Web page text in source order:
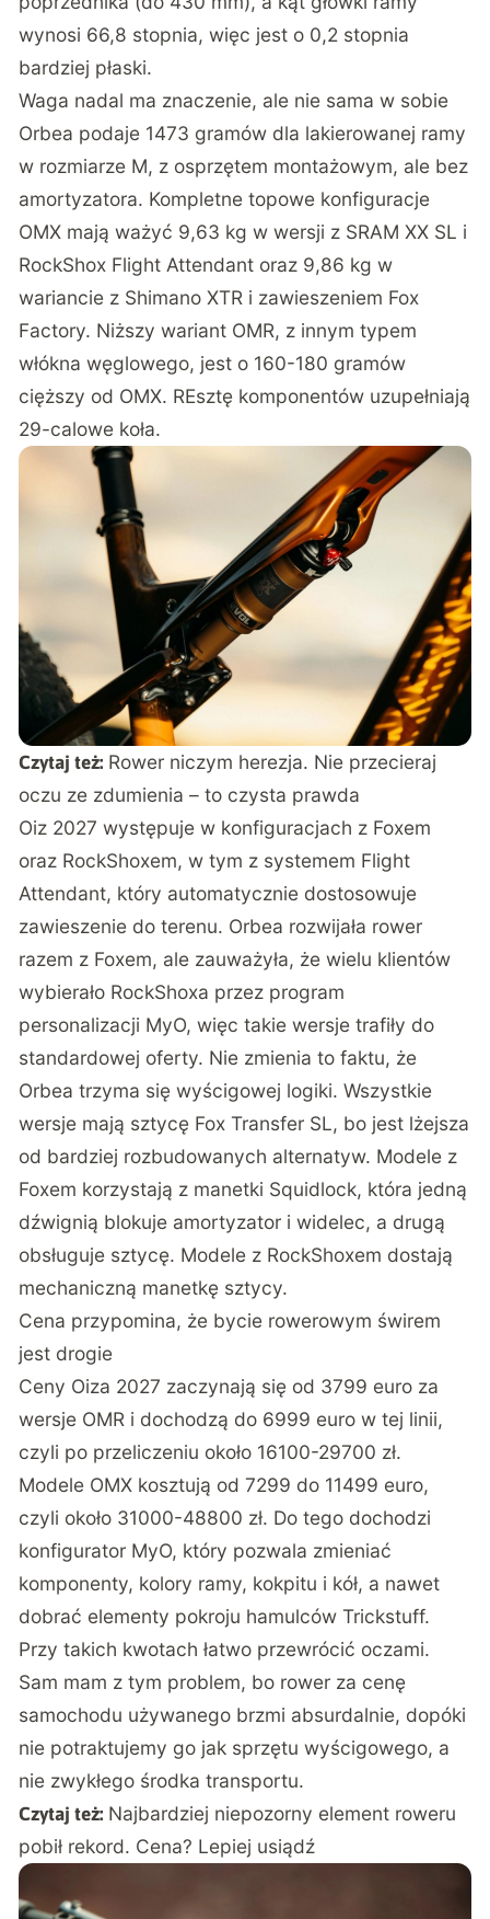
wynosi 66,8 stopnia, więc jest o 0,2 stopnia
bardziej płaski.
Waga nadal ma znaczenie, ale nie sama w sobie
Orbea podaje 1473 gramów dla lakierowanej ramy
w rozmiarze M, z osprzętem montażowym, ale bez
amortyzatora. Kompletne topowe konfiguracje
OMX mają ważyć 9,63 kg w wersji z SRAM XX SL i
RockShox Flight Attendant oraz 9,86 kg w
wariancie z Shimano XTR i zawieszeniem Fox
Factory. Niższy wariant OMR, z innym typem
włókna węglowego, jest o 160-180 gramów
cięższy od OMX. REsztę komponentów uzupełniają
29-calowe koła.
Czytaj też: Rower niczym herezja. Nie przecieraj
oczu ze zdumienia – to czysta prawda
Oiz 2027 występuje w konfiguracjach z Foxem
oraz RockShoxem, w tym z systemem Flight
Attendant, który automatycznie dostosowuje
zawieszenie do terenu. Orbea rozwijała rower
razem z Foxem, ale zauważyła, że wielu klientów
wybierało RockShoxa przez program
personalizacji MyO, więc takie wersje trafiły do
standardowej oferty. Nie zmienia to faktu, że
Orbea trzyma się wyścigowej logiki. Wszystkie
wersje mają sztycę Fox Transfer SL, bo jest lżejsza
od bardziej rozbudowanych alternatyw. Modele z
Foxem korzystają z manetki Squidlock, która jedną
dźwignią blokuje amortyzator i widelec, a drugą
obsługuje sztycę. Modele z RockShoxem dostają
mechaniczną manetkę sztycy.
Cena przypomina, że bycie rowerowym świrem
jest drogie
Ceny Oiza 2027 zaczynają się od 3799 euro za
wersje OMR i dochodzą do 6999 euro w tej linii,
czyli po przeliczeniu około 16100-29700 zł.
Modele OMX kosztują od 7299 do 11499 euro,
czyli około 31000-48800 zł. Do tego dochodzi
konfigurator MyO, który pozwala zmieniać
komponenty, kolory ramy, kokpitu i kół, a nawet
dobrać elementy pokroju hamulców Trickstuff.
Przy takich kwotach łatwo przewrócić oczami.
Sam mam z tym problem, bo rower za cenę
samochodu używanego brzmi absurdalnie, dopóki
nie potraktujemy go jak sprzętu wyścigowego, a
nie zwykłego środka transportu.
Czytaj też: Najbardziej niepozorny element roweru
pobił rekord. Cena? Lepiej usiądź